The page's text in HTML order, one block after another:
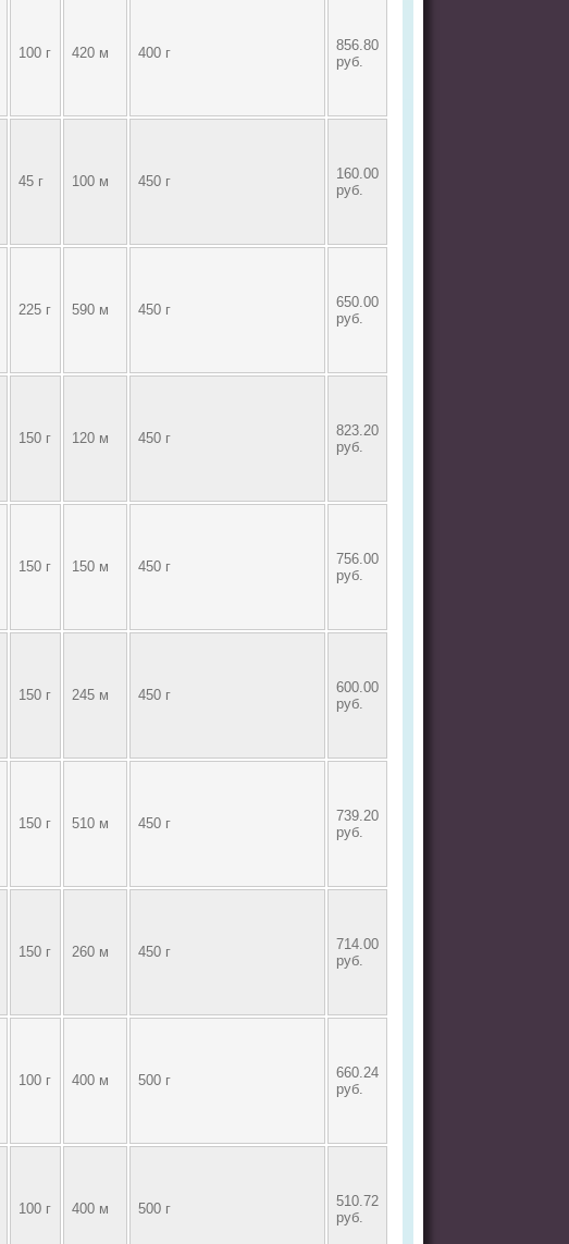
100 г 420 м 400 г
856.80
руб.
45 г 100 м 450 г
160.00
руб.
225 г 590 м 450 г
650.00
руб.
150 г 120 м 450 г
823.20
руб.
150 г 150 м 450 г
756.00
руб.
150 г 245 м 450 г
600.00
руб.
150 г 510 м 450 г
739.20
руб.
150 г 260 м 450 г
714.00
руб.
100 г 400 м 500 г
660.24
руб.
100 г 400 м 500 г
510.72
руб.